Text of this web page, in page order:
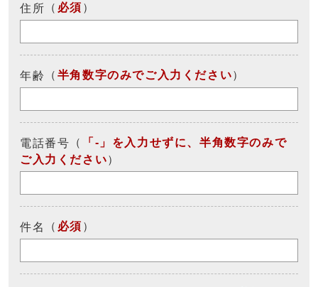
住所 （ 必須 ）
年齢 （ 半角数字のみでご入力ください）
電話番号 （
「-」を入力せずに、半角数字のみで
ご入力ください）
件名 （ 必須 ）